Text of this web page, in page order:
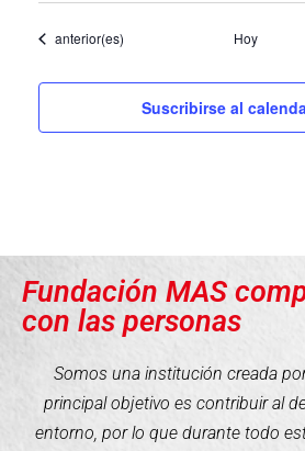
Eventos
anterior(es) Hoy
Suscribirse al
Fundación MAS
con las personas
Somos una institución creada
principal objetivo es contribuir al
entorno, por lo que durante todo